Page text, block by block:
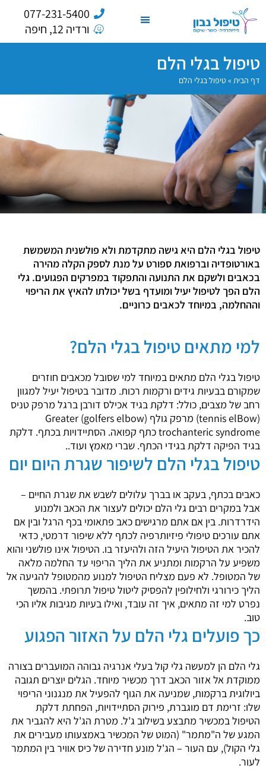
077-231-5400
ורדיה 12, חיפה
טיפול בגלי הלם
דף הבית »טיפול בגלי הלם
טיפול בגלי הלם היא גישה מתקדמת ולא פולשנית המשמשת
באורטופדיה וברפואת ספורט על מנת לספק הקלה מהירה
בכאבים ולשקם את התנועה והתפקוד במפרקים הפגועים. גלי
הלם הפך לטיפול יעיל ומועדף בשל יכולתו להאיץ את הריפוי
וההחלמה, במיוחד לכאבים כרוניים.
למי מתאים טיפול בגלי הלם?
טיפול בגלי הלם מתאים במיוחד למי שסובל מכאבים חוזרים
שמקורם בבעיות גידים ורקמות רכות. מדובר בטיפול יעיל למגוון
רחב של מצבים, כולל: דלקת בגיד אכילס דורבן ברגל מרפק טניס
(tennis elBow)
מרפק גולף (golfers elbow)
Greater
trochanteric syndromeכתף קפואה. הסתיידויות בכתף. דלקת
בגיד הפיקה דלקת בגידי הכתף. שברי מאמץ ועוד..
טיפול בגלי הלם לשיפור שגרת היום יום
כאבים בכתף, בעקב או בברך עלולים לשבש את שגרת החיים –
אבל במקרים רבים גלי הלם יכולים לעצור את הכאב ולמנוע
הידרדרות. בין אם אתם מרגישים כאב פתאומי בכף הרגל ובין אם
אתם עורכים טיפולי פיזיותרפיה לכתף ללא שיפור דרמטי, כדאי
להכיר את הטיפול היעיל הזה ולהיעזר בו. הטיפול אינו פולשני והוא
משפיע על הרקמות ומתניע את הליך הריפוי עד החלמה מלאה
של המטופל. לא פעם מצליח הטיפול למנוע מהמטופל להגיעה אל
הליך כירורגי ולחילופין להפסיק ליטול טיפול תרופתי. בהמשך
נפרט למי זה מתאים, איך זה עובד, ואילו בעיות מגיבות אליו הכי
טוב.
כך פועלים גלי הלם על האזור הפגוע
גלי הלם הן למעשה גלי קול בעלי אנרגיה גבוהה המועברים בצורה
ממוקדת אל אזור הכאב דרך מכשיר מיוחד. הגלים יוצרים תגובה
ביולוגית ברקמות, שמניעה את הגוף להפעיל את מנגנוני הריפוי
שלו: זרימת דם מוגברת, פירוק הסתיידויות, הפחתת דלקת
הטיפול במכשיר מתבצע בשילוב ג'ל. מטרת הג'ל היא להגביר את
המגע של ה"מתמר" (המוט של המכשיר באמצעותו מעבירים את
גלי הקול), עם העור – הג'ל מונע חדירה של כיס אוויר בין המתמר
לעור.